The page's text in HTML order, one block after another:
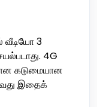
வீடியோ 3
4G
கடுமையான
இதைக்